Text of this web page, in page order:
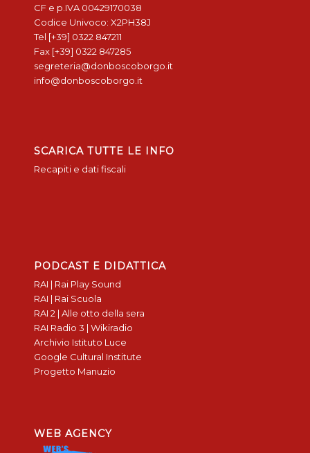
CF e p.IVA 00429170038
Codice Univoco: X2PH38J
Tel [+39] 0322 847211
Fax [+39] 0322 847285
segreteria@donboscoborgo.it
info@donboscoborgo.it
SCARICA TUTTE LE INFO
Recapiti e dati fiscali
PODCAST E DIDATTICA
RAI | Rai Play Sound
RAI | Rai Scuola
RAI 2 | Alle otto della sera
RAI Radio 3 | Wikiradio
Archivio Istituto Luce
Google Cultural Institute
Progetto Manuzio
WEB AGENCY